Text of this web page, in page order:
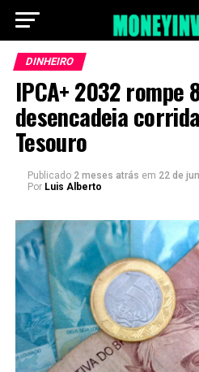
DINHEIRO
IPCA+ 2032 rompe
desencadeia
Tesouro
Publicado 2 meses atrás em 22 de
Por Luis Alberto